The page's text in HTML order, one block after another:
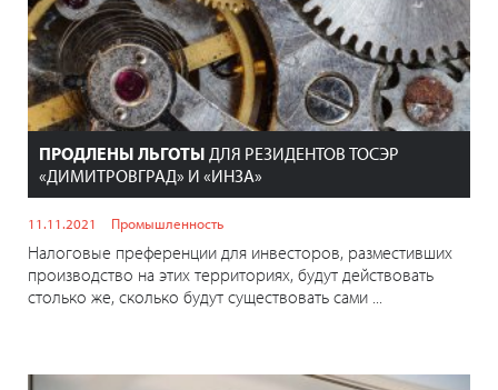
ПРОДЛЕНЫ ЛЬГОТЫ ДЛЯ РЕЗИДЕНТОВ ТОСЭР
«ДИМИТРОВГРАД» И «ИНЗА»
11.11.2021 Промышленность
Налоговые преференции для инвесторов, разместивших
производство на этих территориях, будут действовать
столько же, сколько будут существовать сами ...